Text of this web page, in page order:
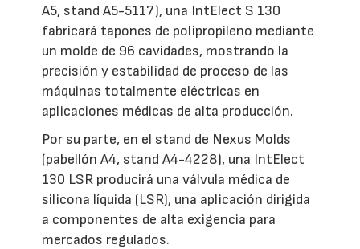
A5, stand A5-5117), una IntElect S 130
fabricará tapones de polipropileno mediante
un molde de 96 cavidades, mostrando la
precisión y estabilidad de proceso de las
máquinas totalmente eléctricas en
aplicaciones médicas de alta producción.
Por su parte, en el stand de Nexus Molds
(pabellón A4, stand A4-4228), una IntElect
130 LSR producirá una válvula médica de
silicona líquida (LSR), una aplicación dirigida
a componentes de alta exigencia para
mercados regulados.